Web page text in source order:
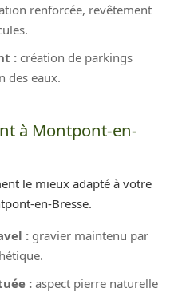
renforcée, revêtement
: création de parkings
des eaux.
à Montpont-en-
le mieux adapté à votre
en-Bresse.
: gravier maintenu par
: aspect pierre naturelle